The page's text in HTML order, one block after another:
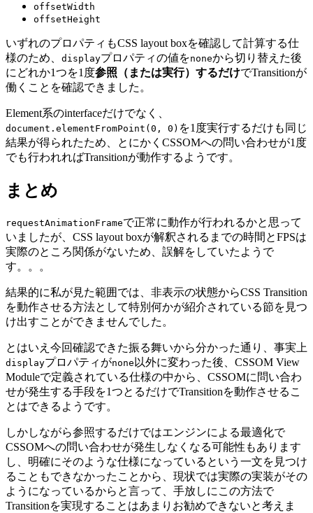
offsetWidth
offsetHeight
いずれのプロパティもCSS layout boxを確認して計算する仕
様のため、 displayプロパティの値をnoneから切り替えた後
にどれか1つを1度参照（または実行）するだけでTransitionが
働くことを確認できました。
Element系のinterfaceだけでなく、
document.elementFromPoint(0, 0) を1度実行するだけも同じ
結果が得られたため、とにかくCSSOMへの問い合わせが1度
でも行われればTransitionが動作するようです。
まとめ
requestAnimationFrameで正常に動作が行われるかと思って
いましたが、CSS layout boxが解釈されるまでの時間とFPSは
実際のところ関係がないため、誤解をしていたようで
す。。。
結果的に私が見た範囲では、非表示の状態からCSS Transition
を動作させる方法として特別何かが紹介されている節を見つ
け出すことができませんでした。
とはいえ今回確認できた振る舞いから分かった通り、事実上
displayプロパティがnone 以外に変わった後、CSSOM View
Moduleで定義されている仕様の中から、CSSOMに問い合わ
せが発生する手段を1つとるだけでTransitionを動作させるこ
とはできるようです。
しかしながら参照するだけではエンジンによる最適化で
CSSOMへの問い合わせが発生しなくなる可能性もあります
し、明確にそのような仕様になっているという一文を見つけ
ることもできなかったことから、現状では実際の実装がその
ようになっているからと言って、手放しにこの方法で
Transitionを実現することはあまりお勧めできないと考えま